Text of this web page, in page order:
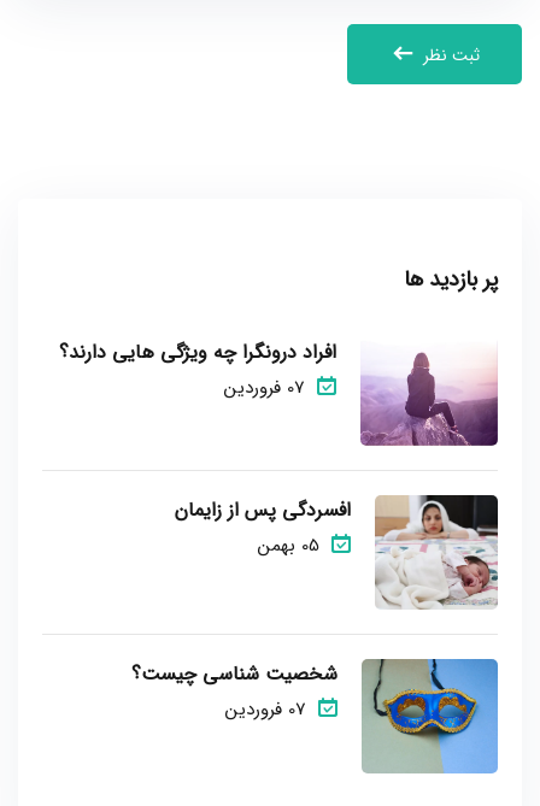
ثبت نظر
پر بازدید ها
افراد درونگرا چه ویژگی هایی دارند؟
07 فروردین
افسردگی پس از زایمان
05 بهمن
شخصیت شناسی چیست؟
07 فروردین